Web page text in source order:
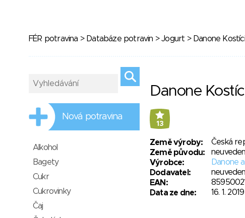
FÉR potravina > Databáze potravin >Jogurt > Danone
Danone
13
Země výroby:
Česká
Země původu:
Výrobce:
Danone
Dodavatel:
EAN:
Data ze dne:
16. 1. 2019
Nová potravina
Alkohol
Bagety
Cukr
Cukrovinky
Čaj